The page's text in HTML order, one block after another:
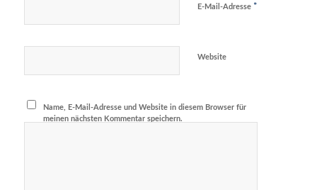
E-Mail-Adresse *
Website
Name, E-Mail-Adresse und Website in diesem Browser für
meinen nächsten Kommentar speichern.